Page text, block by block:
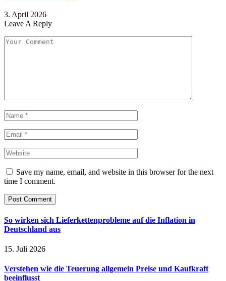
3. April 2026
Leave A Reply
Save my name, email, and website in this browser for the next
time I comment.
So wirken sich Lieferkettenprobleme auf die Inflation in
Deutschland aus
15. Juli 2026
Verstehen wie die Teuerung allgemein Preise und Kaufkraft
beeinflusst